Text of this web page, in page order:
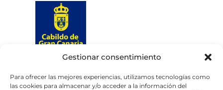
Gestionar consentimiento
Para ofrecer las mejores experiencias, utilizamos tecnologías como
las cookies para almacenar y/o acceder a la información del